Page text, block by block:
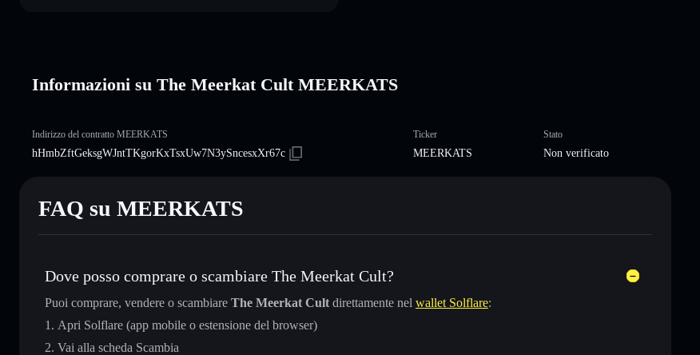
Informazioni su The Meerkat Cult MEERKATS
Indirizzo del contratto MEERKATS
hHmbZftGeksgWJntTKgorKxTsxUw7N3ySncesxXr67c
Ticker
MEERKATS
Stato
Non verificato
FAQ su MEERKATS
Dove posso comprare o scambiare The Meerkat Cult?
Puoi comprare, vendere o scambiare The Meerkat Cult direttamente nel wallet Solflare:
Apri Solflare (app mobile o estensione del browser)
Vai alla scheda Scambia